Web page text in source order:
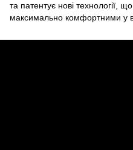
та патентує нові технології,
максимально комфортними у